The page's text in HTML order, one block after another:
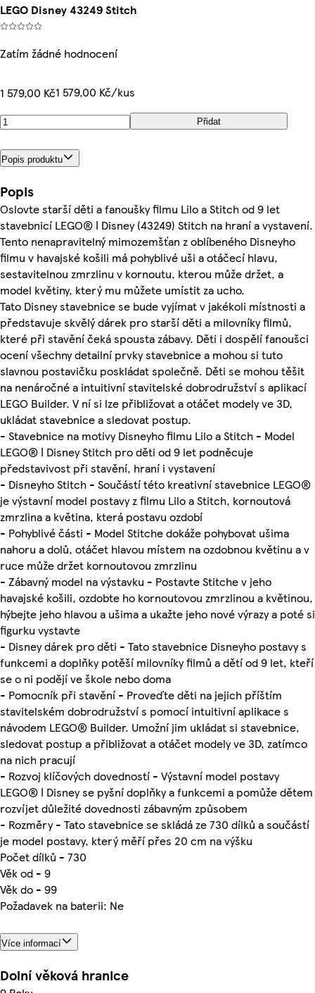
LEGO Disney 43249 Stitch
Zatím žádné hodnocení
1 579,00 Kč1 579,00 Kč/kus
Přidat
Popis produktu
Popis
Oslovte starší děti a fanoušky filmu Lilo a Stitch od 9 let
stavebnicí LEGO® ǀ Disney (43249) Stitch na hraní a vystavení.
Tento nenapravitelný mimozemšťan z oblíbeného Disneyho
filmu v havajské košili má pohyblivé uši a otáčecí hlavu,
sestavitelnou zmrzlinu v kornoutu, kterou může držet, a
model květiny, který mu můžete umístit za ucho.
Tato Disney stavebnice se bude vyjímat v jakékoli místnosti a
představuje skvělý dárek pro starší děti a milovníky filmů,
které při stavění čeká spousta zábavy. Děti i dospělí fanoušci
ocení všechny detailní prvky stavebnice a mohou si tuto
slavnou postavičku poskládat společně. Děti se mohou těšit
na nenáročné a intuitivní stavitelské dobrodružství s aplikací
LEGO Builder. V ní si lze přibližovat a otáčet modely ve 3D,
ukládat stavebnice a sledovat postup.
- Stavebnice na motivy Disneyho filmu Lilo a Stitch - Model
LEGO® ǀ Disney Stitch pro děti od 9 let podněcuje
představivost při stavění, hraní i vystavení
- Disneyho Stitch - Součástí této kreativní stavebnice LEGO®
je výstavní model postavy z filmu Lilo a Stitch, kornoutová
zmrzlina a květina, která postavu ozdobí
- Pohyblivé části - Model Stitche dokáže pohybovat ušima
nahoru a dolů, otáčet hlavou místem na ozdobnou květinu a v
ruce může držet kornoutovou zmrzlinu
- Zábavný model na výstavku - Postavte Stitche v jeho
havajské košili, ozdobte ho kornoutovou zmrzlinou a květinou,
hýbejte jeho hlavou a ušima a ukažte jeho nové výrazy a poté si
figurku vystavte
- Disney dárek pro děti - Tato stavebnice Disneyho postavy s
funkcemi a doplňky potěší milovníky filmů a dětí od 9 let, kteří
se o ni podějí ve škole nebo doma
- Pomocník při stavění - Proveďte děti na jejich příštím
stavitelském dobrodružství s pomocí intuitivní aplikace s
návodem LEGO® Builder. Umožní jim ukládat si stavebnice,
sledovat postup a přibližovat a otáčet modely ve 3D, zatímco
na nich pracují
- Rozvoj klíčových dovedností - Výstavní model postavy
LEGO® ǀ Disney se pyšní doplňky a funkcemi a pomůže dětem
rozvíjet důležité dovednosti zábavným způsobem
- Rozměry - Tato stavebnice se skládá ze 730 dílků a součástí
je model postavy, který měří přes 20 cm na výšku
Počet dílků - 730
Věk od - 9
Věk do - 99
Požadavek na baterii: Ne
Více informací
Dolní věková hranice